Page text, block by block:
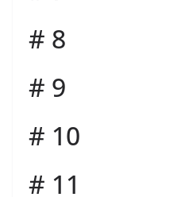
# 8
# 9
# 10
# 11